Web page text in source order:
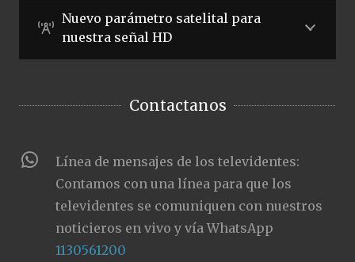
Nuevo parámetro satelital para
nuestra señal HD
Contactanos
Línea de mensajes de los televidentes:
Contamos con una línea para que los
televidentes se comuniquen con nuestros
noticieros en vivo y vía WhatsApp
1130561200